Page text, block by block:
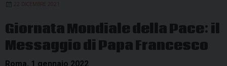
22 DICEMBRE 2021
Giornata Mondiale della Pace: il
Messaggio di Papa Francesco
Roma, 1 gennaio 2022